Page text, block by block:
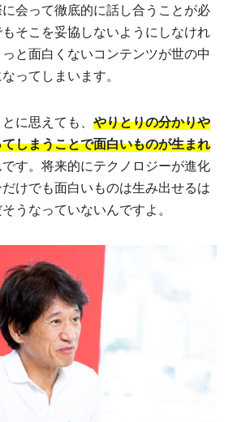
会って徹底的に話し合うことが必
そこを妥協しないようにしなけれ
と面白くないコンテンツが世の中
ってしまいます。
に思えても、 やりとりの分かりや
しまうことで面白いものが生まれ
です。将来的にテクノロジーが進化
けでも面白いものは生み出せるは
うなっていないんですよ。